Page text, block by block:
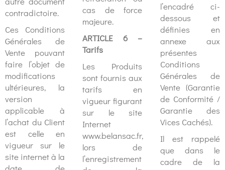
contradictoire.
Ces Conditions
Générales de
Vente pouvant
faire l’objet de
modifications
ultérieures, la
version
applicable à
l’achat du Client
est celle en
vigueur sur le
site internet à la
cas de force
majeure.
ARTICLE 6 –
Tarifs
Les Produits
sont fournis aux
tarifs en
vigueur figurant
sur le site
Internet
www.belansac.fr,
lors de
l’enregistrement
l’encadré ci-
dessous et
définies en
annexe aux
présentes
Conditions
Générales de
Vente (Garantie
de Conformité /
Garantie des
Vices Cachés).
Il est rappelé
que dans le
cadre de la